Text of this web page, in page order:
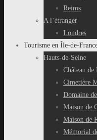
Reims
A l’étranger
Londres
Tourisme en Île-de-
Hauts-de-Seine
Château de
Cimetière
Domaine
Maison de
Maison de
Mémorial